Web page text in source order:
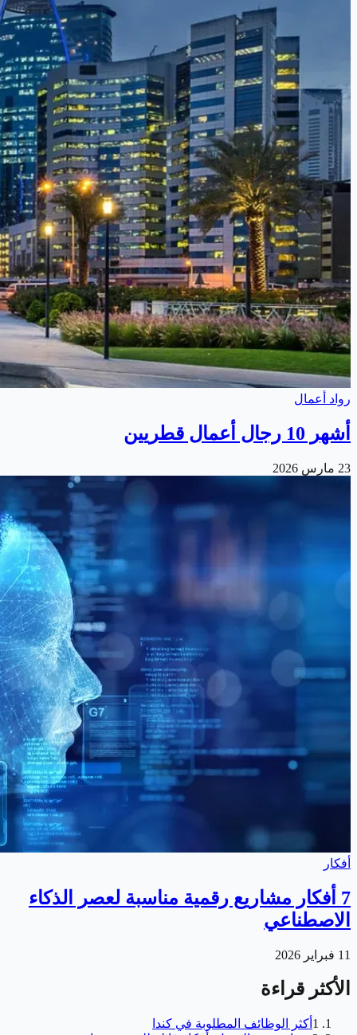
رواد أعمال
أشهر 10 رجال أعمال قطريين
23 مارس 2026
أفكار
7 أفكار مشاريع رقمية مناسبة لعصر الذكاء
الاصطناعي
11 فبراير 2026
الأكثر قراءة
1 أكثر الوظائف المطلوبة في كندا